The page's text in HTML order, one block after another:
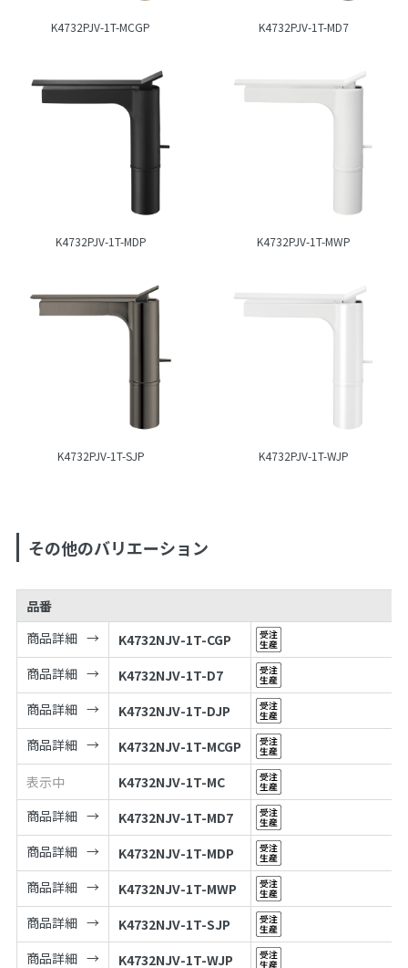
K4732PJV-1T-MCGP K4732PJV-1T-MD7
K4732PJV-1T-MDP K4732PJV-1T-MWP
K4732PJV-1T-SJP K4732PJV-1T-WJP
その他のバリエーション
品番
商品詳細
K4732NJV-1T-CGP
商品詳細
K4732NJV-1T-D7
商品詳細
K4732NJV-1T-DJP
商品詳細
K4732NJV-1T-MCGP
表示中
K4732NJV-1T-MC
商品詳細
K4732NJV-1T-MD7
商品詳細
K4732NJV-1T-MDP
商品詳細
K4732NJV-1T-MWP
商品詳細
K4732NJV-1T-SJP
商品詳細
K4732NJV-1T-WJP